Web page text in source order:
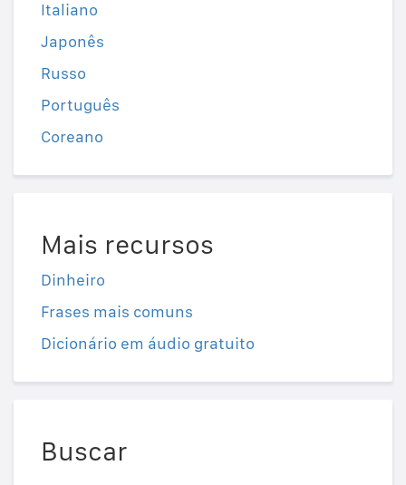
Italiano
Japonês
Russo
Português
Coreano
Mais recursos
Dinheiro
Frases mais comuns
Dicionário em áudio gratuito
Buscar